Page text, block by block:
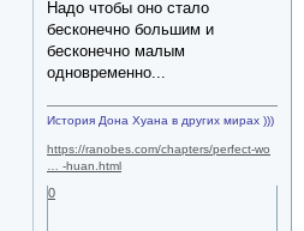
Надо чтобы оно стало
бесконечно большим и
бесконечно малым
одновременно...
История Дона Хуана в других мирах )))
https://ranobes.com/chapters/perfect-wo
… -huan.html
0